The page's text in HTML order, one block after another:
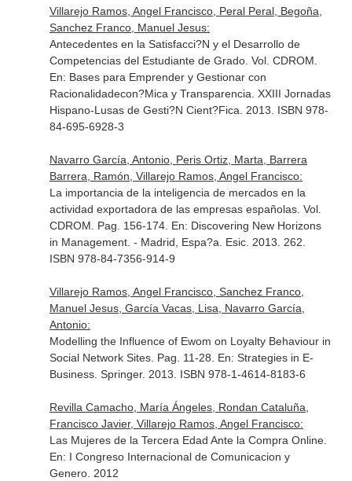
Villarejo Ramos, Angel Francisco, Peral Peral, Begoña,
Sanchez Franco, Manuel Jesus:
Antecedentes en la Satisfacci?N y el Desarrollo de
Competencias del Estudiante de Grado. Vol. CDROM.
En: Bases para Emprender y Gestionar con
Racionalidadecon?Mica y Transparencia . XXIII Jornadas
Hispano-Lusas de Gesti?N Cient?Fica. 2013. ISBN 978-
84-695-6928-3
Navarro García, Antonio, Peris Ortiz, Marta, Barrera
Barrera, Ramón, Villarejo Ramos, Angel Francisco:
La importancia de la inteligencia de mercados en la
actividad exportadora de las empresas españolas. Vol.
CDROM. Pag. 156-174. En: Discovering New Horizons
in Management. - Madrid, Espa?a. Esic. 2013. 262.
ISBN 978-84-7356-914-9
Villarejo Ramos, Angel Francisco, Sanchez Franco,
Manuel Jesus, García Vacas, Lisa, Navarro García,
Antonio:
Modelling the Influence of Ewom on Loyalty Behaviour in
Social Network Sites. Pag. 11-28. En: Strategies in E-
Business. Springer. 2013. ISBN 978-1-4614-8183-6
Revilla Camacho, María Ángeles, Rondan Cataluña,
Francisco Javier, Villarejo Ramos, Angel Francisco:
Las Mujeres de la Tercera Edad Ante la Compra Online.
En: I Congreso Internacional de Comunicacion y
Genero. 2012